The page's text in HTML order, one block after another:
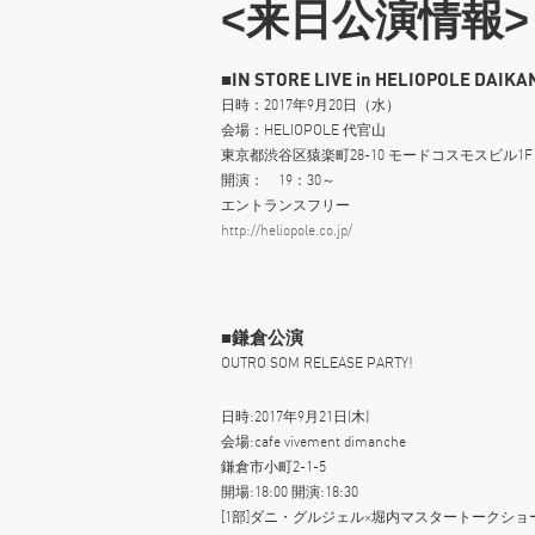
<来日公演情報>
■IN STORE LIVE in HELIOPOLE
日時：2017年9月20日（水）
会場：HELIOPOLE 代官山
東京都渋谷区猿楽町28-10 モードコスモスビル1F
開演： 19：30～
エントランスフリー
http://heliopole.co.jp/
■鎌倉公演
OUTRO SOM RELEASE PARTY!
日時:2017年9月21日(木)
会場:cafe vivement dimanche
鎌倉市小町2-1-5
開場:18:00 開演:18:30
[1部]ダニ・グルジェル×堀内マスタートークショ